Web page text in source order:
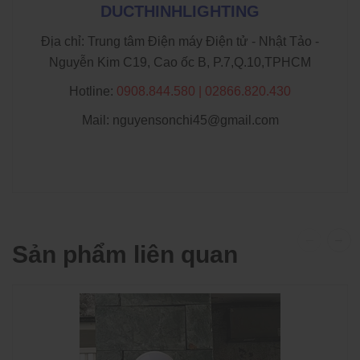
DUCTHINHLIGHTING
Địa chỉ: Trung tâm Điện máy Điện tử - Nhật Tảo -
Nguyễn Kim C19, Cao ốc B, P.7,Q.10,TPHCM
Hotline: 0908.844.580 | 02866.820.430
Mail: nguyensonchi45@gmail.com
Sản phẩm liên quan